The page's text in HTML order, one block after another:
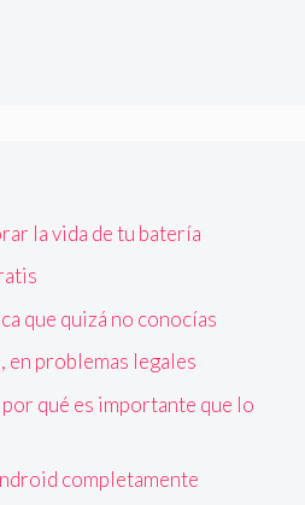
la vida de tu batería
que quizá no conocías
en problemas legales
qué es importante que lo
completamente